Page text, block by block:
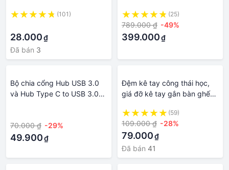
(101)
28.000₫
Đã bán 3
Gaming Âm Thanh Hay Bass
Lớn Có Dây
(25)
789.000 ₫ -49%
399.000₫
Bộ chia cổng Hub USB 3.0
và Hub Type C to USB 3.0
70.000 ₫ -29%
49.900₫
Đệm kê tay công thái học,
giá đỡ kê tay gắn bàn ghế
khi làm việc trên máy tính
laptop
(59)
109.000 ₫ -28%
79.000₫
Đã bán 41